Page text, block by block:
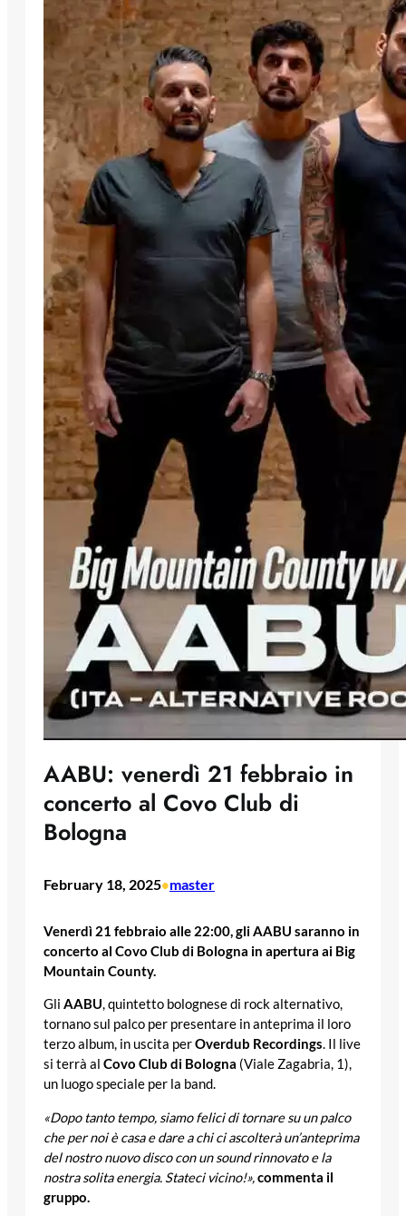
AABU: venerdì 21 febbraio in
concerto al Covo Club di
Bologna
February 18, 2025•master
Venerdì 21 febbraio alle 22:00, gli AABU saranno in
concerto al Covo Club di Bologna in apertura ai Big
Mountain County.
Gli AABU, quintetto bolognese di rock alternativo,
tornano sul palco per presentare in anteprima il loro
terzo album, in uscita perOverdub Recordings. Il live
si terrà al Covo Club di Bologna (Viale Zagabria, 1),
un luogo speciale per la band.
«Dopotanto tempo, siamo felici di tornare su un palco
che per noi è casa e dare a chi ci ascolterà un’anteprima
del nostro nuovo disco con un sound rinnovato e la
nostra solita energia. Stateci vicino!»,commenta il
gruppo.